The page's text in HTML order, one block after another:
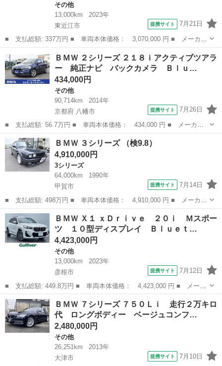
その他
13,000km
2023年
東近江市
提携サイト 7月21日
■ 支払総額: 337万円 ■ 車両本体価格： 3,070,000 円 ■ メーカー
名： ＢＭＷ ■ 車種名： ２シリーズ ■ グレード名： ２１８ｄ
アクティブツアラー Ｍスポーツ ■ 排気量： 2000cc ■ ドア枚
数...
滋賀 東近江市
ＢＭＷ ２シリーズ ２１８ｉアクティブツアラ
ー 純正ナビ バックカメラ Ｂｌｕ…
434,000円
その他
90,714km
2014年
京都府 八幡市
提携サイト 7月26日
■ 支払総額: 56.7万円 ■ 車両本体価格： 434,000 円 ■ メーカー
名： ＢＭＷ ■ 車種名： ２シリーズ ■ グレード名： ２１８ｉ
アクティブツアラー 純正ナビ バックカメラ Ｂｌｕｅｔｏｏｔ
ｈ スマートキ...
京都 八幡市 その他
ＢＭＷ ３シリーズ （検9.8）
4,910,000円
3シリーズ
64,000km
1990年
甲賀市
提携サイト 7月14日
■ 支払総額: 498万円 ■ 車両本体価格： 4,910,000 円 ■ メーカー
名： ＢＭＷ ■ 車種名： ３シリーズ ■ グレード名： ■ 排気
量： 2500cc ■ ドア枚数： 2D ■ ミッション： AT4速 ...
滋賀 甲賀市
ＢＭＷ Ｘ１ ｘＤｒｉｖｅ ２０ｉ Ｍスポー
ツ １０型ディスプレイ Ｂｌｕｅｔ…
4,423,000円
その他
13,000km
2023年
彦根市
提携サイト 7月12日
■ 支払総額: 449.8万円 ■ 車両本体価格： 4,423,000 円 ■ メーカ
ー名： ＢＭＷ ■ 車種名： Ｘ１ ■ グレード名： ｘＤｒｉｖ
ｅ ２０ｉ Ｍスポーツ １０型ディスプレイ Ｂｌｕｅｔｏｏｔ
ｈ カープレ...
滋賀 彦根市
ＢＭＷ ７シリーズ ７５０Ｌｉ 走行２万キロ
代 ロングボディー ベージュコンフ…
2,480,000円
その他
26,251km
2013年
大津市
提携サイト 7月10日